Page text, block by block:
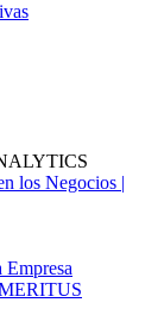
los Negocios |
Empresa